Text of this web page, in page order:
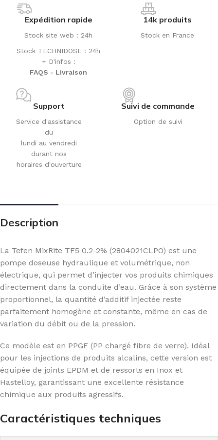
Expédition rapide
Stock site web : 24h
Stock TECHNIDOSE : 24h
+ D'infos :
FAQS - Livraison
14k produits
Stock en France
Support
Service d'assistance
du
lundi au vendredi
durant nos
horaires d'ouverture
Suivi de commande
Option de suivi
Description
La Tefen MixRite TF5 0.2-2% (2804021CLPO) est une
pompe doseuse hydraulique et volumétrique, non
électrique, qui permet d’injecter vos produits chimiques
directement dans la conduite d’eau. Grâce à son système
proportionnel, la quantité d’additif injectée reste
parfaitement homogène et constante, même en cas de
variation du débit ou de la pression.
Ce modèle est en PPGF (PP chargé fibre de verre). Idéal
pour les injections de produits alcalins, cette version est
équipée de joints EPDM et de ressorts en Inox et
Hastelloy, garantissant une excellente résistance
chimique aux produits agressifs.
Caractéristiques techniques